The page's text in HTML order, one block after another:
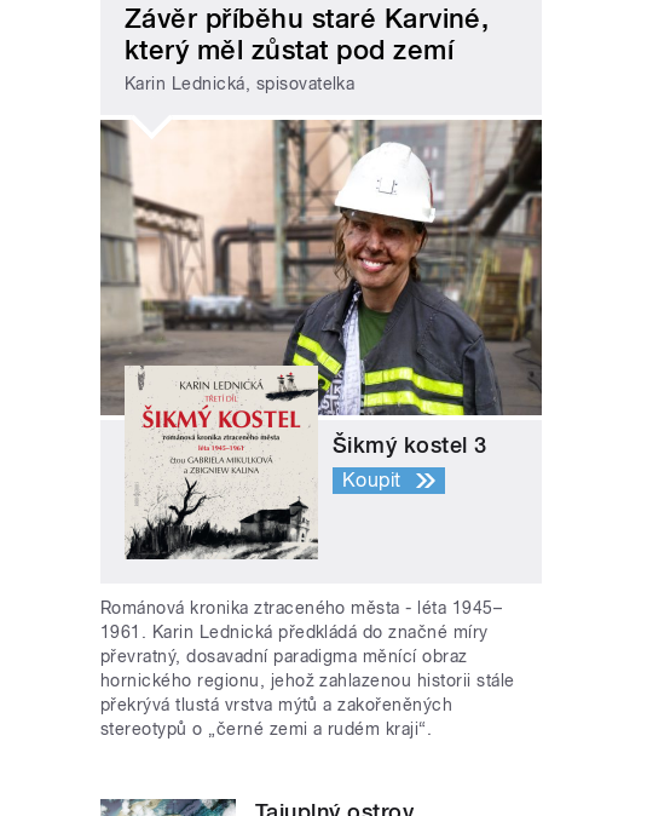
Závěr příběhu staré Karviné,
který měl zůstat pod zemí
Karin Lednická, spisovatelka
Šikmý kostel 3
Koupit
Románová kronika ztraceného města - léta 1945–
1961. Karin Lednická předkládá do značné míry
převratný, dosavadní paradigma měnící obraz
hornického regionu, jehož zahlazenou historii stále
překrývá tlustá vrstva mýtů a zakořeněných
stereotypů o „černé zemi a rudém kraji“.